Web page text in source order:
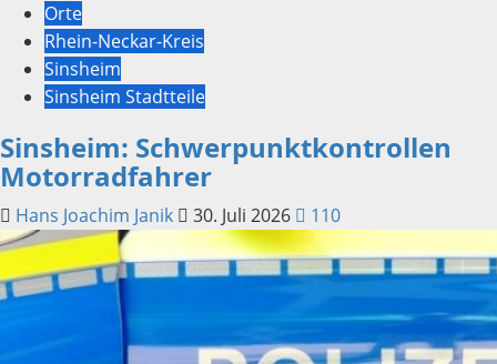
Orte
Rhein-Neckar-Kreis
Sinsheim
Sinsheim Stadtteile
Sinsheim: Schwerpunktkontrollen
Motorradfahrer
Hans Joachim Janik 30. Juli 2026 110